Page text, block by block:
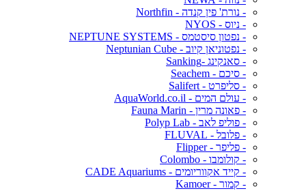
- נורת' פין קנדה - Northfin
- ניוס - NYOS
- נפטון סיסטמס - NEPTUNE SYSTEMS
- נפטוניאן קיוב - Neptunian Cube
- סאנקינג -Sanking
- סיכם - Seachem
- סליפרט - Salifert
- עולם המים - AquaWorld.co.il
- פאונה מרין - Fauna Marin
- פוליפ לאב - Polyp Lab
- פלובל - FLUVAL
- פליפר - Flipper
- קולומבו - Colombo
- קייד אקווריומים - CADE Aquariums
- קמור - Kamoer